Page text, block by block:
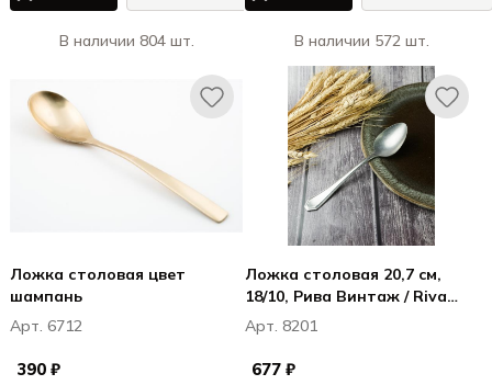
В наличии 804 шт. В наличии 572 шт.
Ложка столовая цвет
шампань
Арт. 6712
390 ₽
Ложка столовая 20,7 cм,
18/10, Рива Винтаж / Riva
Vintage
Арт. 8201
677 ₽